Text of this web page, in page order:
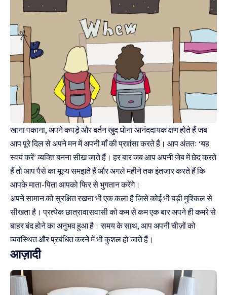
खाना पकाना, अपने कपड़े और बर्तन खुद धोना आनंददायक क्षण होते हैं जब
आप पूरे दिल से अपने मन में अपनी माँ की प्रशंसा करते हैं। आप अंततः ‘यह
स्वयं करें’ व्यक्ति बनना सीख जाते हैं। हर बार जब आप अपनी जेब में छेद करते
हैं तो आप पैसे का मूल्य समझते हैं और अगले महीने तक इंतजार करते हैं कि
आपके माता-पिता आपको फिर से भुगतान करेंगे।
अपने सामान को सुरक्षित रखना भी एक कला है जिसे कोई भी बड़ी मुश्किल से
सीखता है। प्रत्येक छात्रावासवासी को कम से कम एक बार अपने ही कमरे से
बाहर बंद होने का अनुभव हुआ है। समय के साथ, आप अपनी चीज़ों को
व्यवस्थित और प्रबंधित करने में भी कुशल हो जाते हैं।
आज़ादी